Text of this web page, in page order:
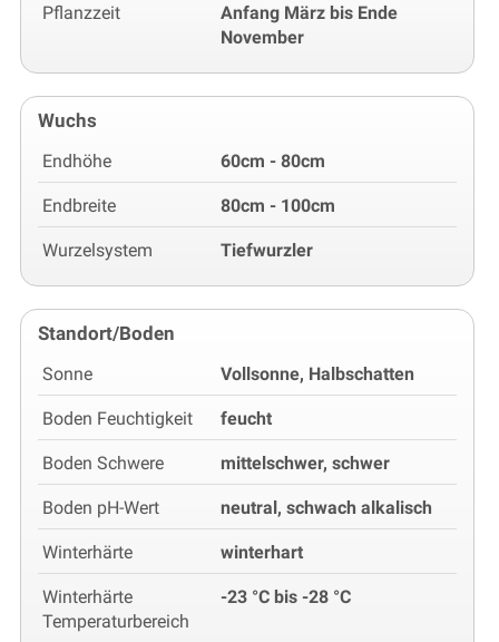
Pflanzzeit
Anfang März bis Ende
November
Wuchs
Endhöhe 60cm - 80cm
Endbreite 80cm - 100cm
Wurzelsystem Tiefwurzler
Standort/Boden
Sonne Vollsonne, Halbschatten
Boden Feuchtigkeit feucht
Boden Schwere mittelschwer, schwer
Boden pH-Wert neutral, schwach alkalisch
Winterhärte winterhart
Winterhärte
Temperaturbereich
-23 °C bis -28 °C